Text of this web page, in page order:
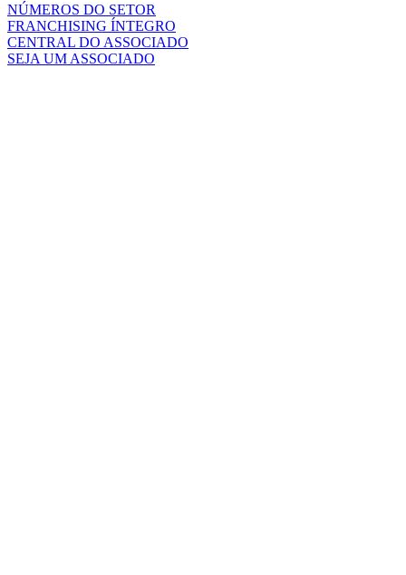
NÚMEROS DO SETOR
FRANCHISING ÍNTEGRO
CENTRAL DO ASSOCIADO
SEJA UM ASSOCIADO